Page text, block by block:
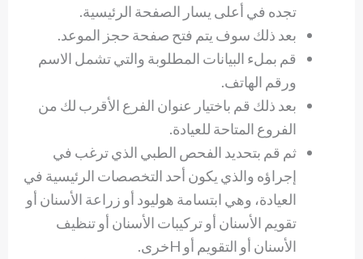
تجده في أعلى يسار الصفحة الرئيسية.
بعد ذلك سوف يتم فتح صفحة حجز الموعد.
قم بملء البيانات المطلوبة والتي تشمل الاسم
ورقم الهاتف.
بعد ذلك قم باختيار عنوان الفرع الأقرب لك من
الفروع المتاحة للعيادة.
ثم قم بتحديد الفحص الطبي الذي ترغب في
إجراؤه والذي يكون أحد التخصصات الرئيسية في
العيادة، وهي ابتسامة هوليود أو زراعة الأسنان أو
تقويم الأسنان أو تركيبات الأسنان أو تنظيف
الأسنان أو التقويم أو Hخرى.